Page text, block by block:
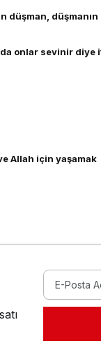
düşman,
onlar sevinir diye
Allah için yaşamak